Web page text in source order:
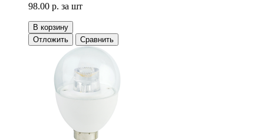
98.00 р. за шт
В корзину
Отложить
Сравнить